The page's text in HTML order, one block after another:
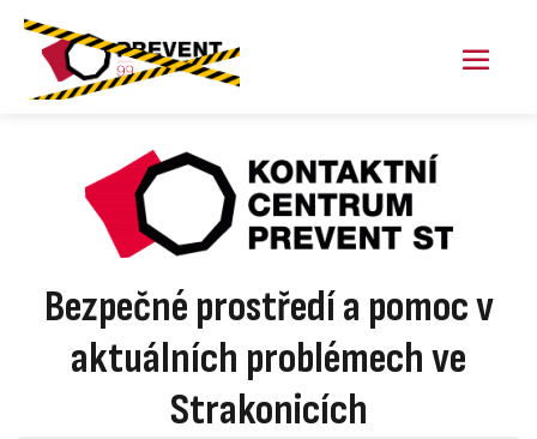
Skip
content
Bezpečné prostředí a pomoc v
aktuálních problémech ve
Strakonicích